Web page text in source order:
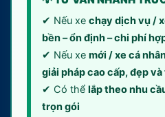
✔ Nếu xe chạy dịch vụ /
bền – ổn định – chi phí
✔ Nếu xe mới / xe cá
giải pháp cao cấp, đẹp
✔ Có thể lắp theo nhu
trọn gói